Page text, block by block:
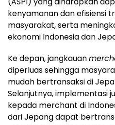
kenyamanan dan efisiensi
masyarakat, serta
ekonomi Indonesia dan
Ke depan, jangkauan
diperluas sehingga
mudah bertransaksi di
Selanjutnya, implementasi
kepada merchant di
dari Jepang dapat